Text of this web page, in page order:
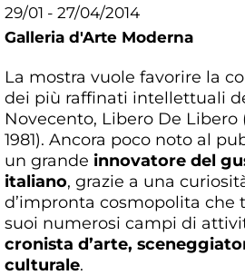
29/01 - 27/04/2014
Galleria d'Arte Moderna
La mostra vuole favorire la
dei più raffinati intellettuali
Novecento, Libero De Libero
1981). Ancora poco noto al
un grande innovatore del
italiano, grazie a una
d’impronta cosmopolita che
suoi numerosi campi di
cronista d’arte,
culturale.